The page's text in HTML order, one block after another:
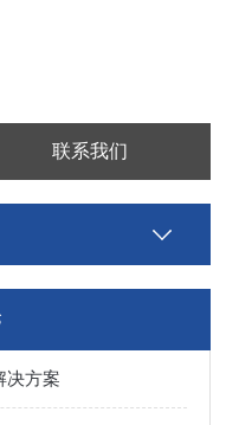
联系我们
决方案